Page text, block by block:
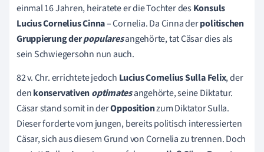
einmal 16 Jahren, heiratete er die Tochter desKonsuls
Lucius Cornelius Cinna– Cornelia. Da Cinna derpolitischen
Gruppierung derpopularesangehörte, tat Cäsar dies als
sein Schwiegersohn nun auch.
82 v. Chr. errichtete jedoch Lucius Cornelius Sulla Felix, der
denkonservativenoptimatesangehörte, seine Diktatur.
Cäsar stand somit in derOppositionzum Diktator Sulla.
Dieser forderte vom jungen, bereits politisch interessierten
Cäsar, sich aus diesem Grund von Cornelia zu trennen. Doch